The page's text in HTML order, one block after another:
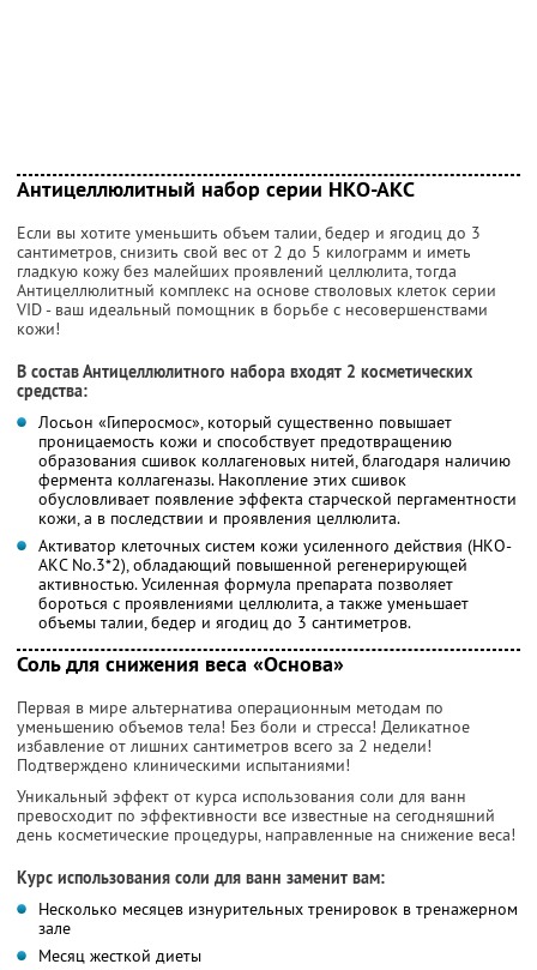
Антицеллюлитный набор серии НКО-АКС
Если вы хотите уменьшить объем талии, бедер и ягодиц до 3
сантиметров, снизить свой вес от 2 до 5 килограмм и иметь
гладкую кожу без малейших проявлений целлюлита, тогда
Антицеллюлитный комплекс на основе стволовых клеток серии
VID - ваш идеальный помощник в борьбе с несовершенствами
кожи!
В состав Антицеллюлитного набора входят 2 косметических
средства:
Лосьон «Гиперосмос», который существенно повышает
проницаемость кожи и способствует предотвращению
образования сшивок коллагеновых нитей, благодаря наличию
фермента коллагеназы. Накопление этих сшивок
обусловливает появление эффекта старческой пергаментности
кожи, а в последствии и проявления целлюлита.
Активатор клеточных систем кожи усиленного действия (НКО-
АКС No.3*2), обладающий повышенной регенерирующей
активностью. Усиленная формула препарата позволяет
бороться с проявлениями целлюлита, а также уменьшает
объемы талии, бедер и ягодиц до 3 сантиметров.
Соль для снижения веса «Основа»
Первая в мире альтернатива операционным методам по
уменьшению объемов тела! Без боли и стресса! Деликатное
избавление от лишних сантиметров всего за 2 недели!
Подтверждено клиническими испытаниями!
Уникальный эффект от курса использования соли для ванн
превосходит по эффективности все известные на сегодняшний
день косметические процедуры, направленные на снижение веса!
Курс использования соли для ванн заменит вам:
Несколько месяцев изнурительных тренировок в тренажерном
зале
Месяц жесткой диеты